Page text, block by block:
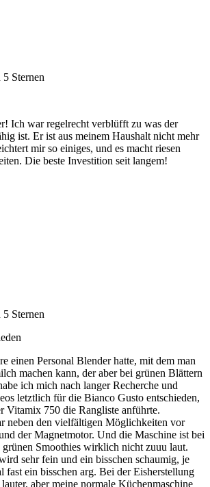
Sternen
Ich war regelrecht verblüfft zu was der
ist. Er ist aus meinem Haushalt nicht mehr
mir so einiges, und es macht riesen
Die beste Investition seit langem!
Sternen
einen Personal Blender hatte, mit dem man
machen kann, der aber bei grünen Blättern
ich mich nach langer Recherche und
letztlich für die Bianco Gusto entschieden,
Vitamix 750 die Rangliste anführte.
neben den vielfältigen Möglichkeiten vor
der Magnetmotor. Und die Maschine ist bei
grünen Smoothies wirklich nicht zuuu laut.
sehr fein und ein bisschen schaumig, je
fast ein bisschen arg. Bei der Eisherstellung
aber meine normale Küchenmaschine